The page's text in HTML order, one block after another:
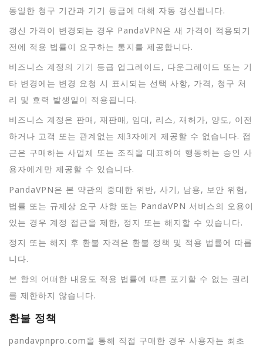
동일한 청구 기간과 기기 등급에 대해 자동 갱신됩니다.
갱신 가격이 변경되는 경우 PandaVPN은 새 가격이 적용되기
전에 적용 법률이 요구하는 통지를 제공합니다.
비즈니스 계정의 기기 등급 업그레이드, 다운그레이드 또는 기
타 변경에는 변경 요청 시 표시되는 선택 사항, 가격, 청구 처
리 및 효력 발생일이 적용됩니다.
비즈니스 계정은 판매, 재판매, 임대, 리스, 재허가, 양도, 이전
하거나 고객 또는 관계없는 제3자에게 제공할 수 없습니다. 접
근은 구매하는 사업체 또는 조직을 대표하여 행동하는 승인 사
용자에게만 제공할 수 있습니다.
PandaVPN은 본 약관의 중대한 위반, 사기, 남용, 보안 위험,
법률 또는 규제상 요구 사항 또는 PandaVPN 서비스의 오용이
있는 경우 계정 접근을 제한, 정지 또는 해지할 수 있습니다.
정지 또는 해지 후 환불 자격은 환불 정책 및 적용 법률에 따릅
니다.
본 항의 어떠한 내용도 적용 법률에 따른 포기할 수 없는 권리
를 제한하지 않습니다.
환불 정책
pandavpnpro.com을 통해 직접 구매한 경우 사용자는 최초